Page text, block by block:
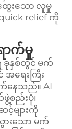
ထွေးသော လူမှု
relief ကို
ာက်မှု
ခုနှစ်တွင် မက်
အရေးကြီး
နေသည်။ AI
စည်းပုံ၊
င့်များကို
ားသော မက်